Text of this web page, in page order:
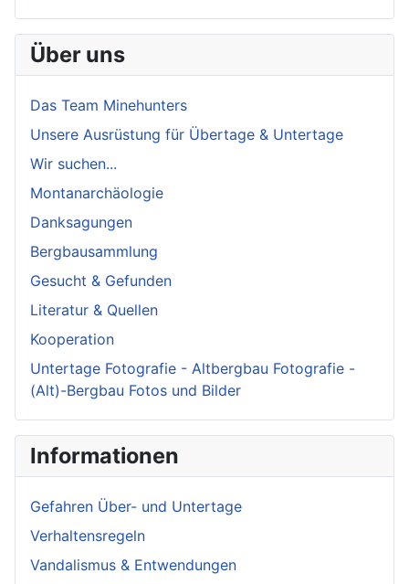
Über uns
Das Team Minehunters
Unsere Ausrüstung für Übertage & Untertage
Wir suchen...
Montanarchäologie
Danksagungen
Bergbausammlung
Gesucht & Gefunden
Literatur & Quellen
Kooperation
Untertage Fotografie - Altbergbau Fotografie -
(Alt)-Bergbau Fotos und Bilder
Informationen
Gefahren Über- und Untertage
Verhaltensregeln
Vandalismus & Entwendungen